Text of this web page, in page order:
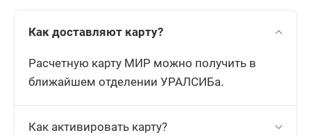
Как доставляют карту?
Расчетную карту МИР можно получить в
ближайшем отделении УРАЛСИБа.
Как активировать карту?